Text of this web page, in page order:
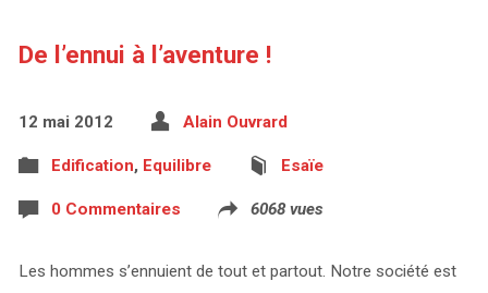
De l’ennui à l’aventure !
12 mai 2012 Alain Ouvrard
Edification, Equilibre Esaïe
0 Commentaires 6068 vues
Les hommes s’ennuient de tout et partout. Notre société est